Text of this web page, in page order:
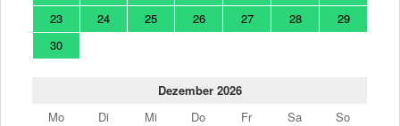
23
24 25 26 27 28
29
30
Dezember 2026
Mo
Di Mi Do Fr Sa
So